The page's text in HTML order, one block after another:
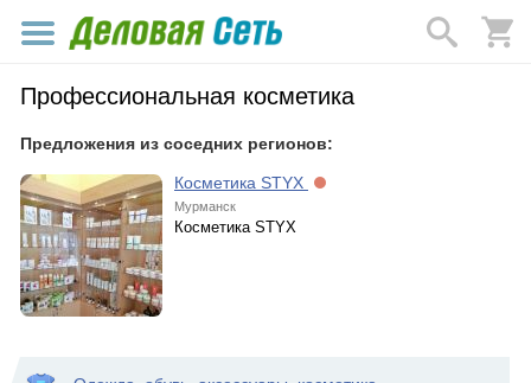
Профессиональная косметика
Предложения из соседних регионов:
Косметика STYX
Мурманск
Косметика STYX